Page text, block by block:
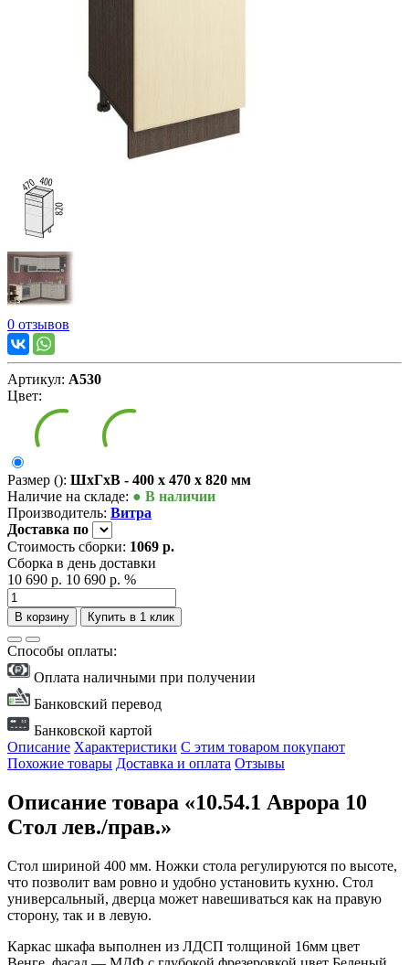
0 отзывов
Артикул: А530
Цвет:
Размер (): ШxГxВ - 400 x 470 x 820 мм
Наличие на складе: ● В наличии
Производитель: Витра
Доставка по
Стоимость сборки: 1069 р.
Сборка в день доставки
10 690 р. 10 690 р. %
В корзину Купить в 1 клик
Способы оплаты:
Оплата наличными при получении
Банковский перевод
Банковской картой
Описание Характеристики С этим товаром покупают
Похожие товары Доставка и оплата Отзывы
Описание товара «10.54.1 Аврора 10
Стол лев./прав.»
Стол шириной 400 мм. Ножки стола регулируются по высоте,
что позволит вам ровно и удобно установить кухню. Стол
универсальный, дверца может навешиваться как на правую
сторону, так и в левую.
Каркас шкафа выполнен из ЛДСП толщиной 16мм цвет